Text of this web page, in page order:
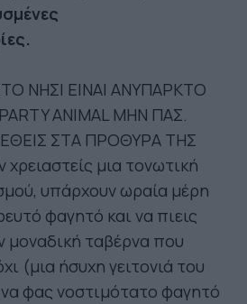
ΝΗΣΙ ΕΙΝΑΙ ΑΝΥΠΑΡΚΤΟ
ANIMAL ΜΗΝ ΠΑΣ.
ΣΤΑ ΠΡΟΘΥΡΑ ΤΗΣ
μια τονωτική
υπάρχουν ωραία μέρη
φαγητό και να πιεις
μοναδική ταβέρνα που
(μια ήσυχη γειτονιά του
φας νοστιμότατο φαγητό